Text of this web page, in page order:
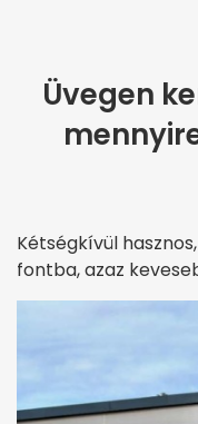
Üvegen
Kétségkívül
fontba, azaz